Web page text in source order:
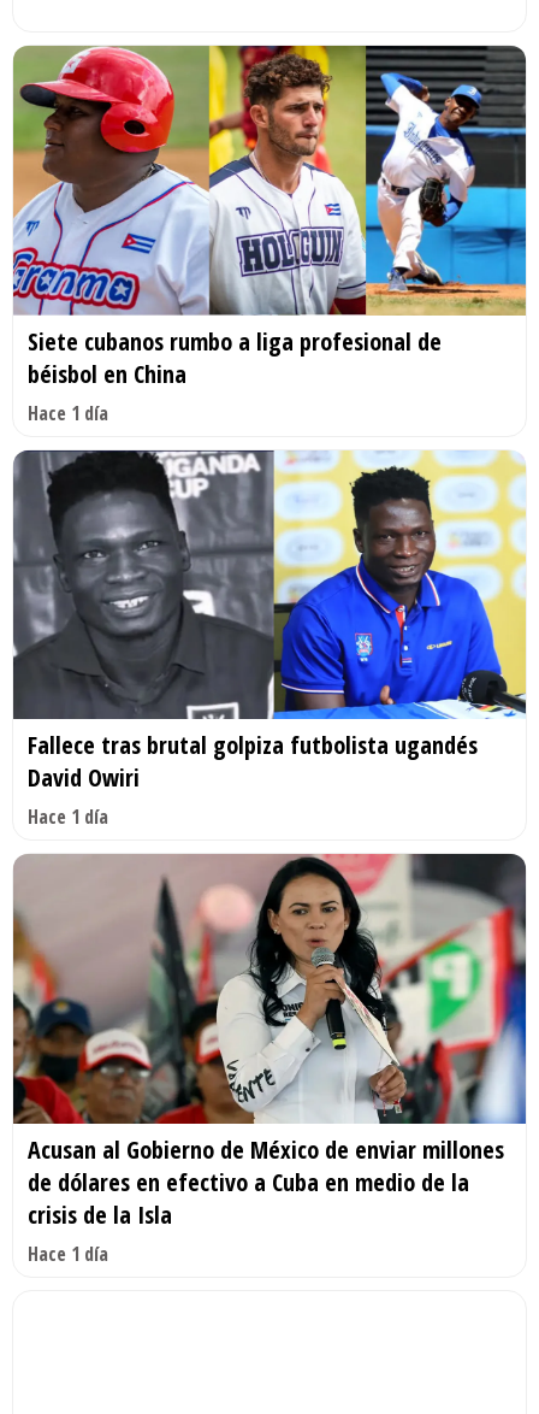
Siete cubanos rumbo a liga profesional de
béisbol en China
Hace 1 día
Fallece tras brutal golpiza futbolista ugandés
David Owiri
Hace 1 día
Acusan al Gobierno de México de enviar millones
de dólares en efectivo a Cuba en medio de la
crisis de la Isla
Hace 1 día